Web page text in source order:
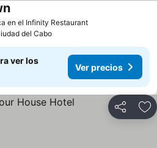
en el Infinity RestaurantVer precios
Ver precios
del Cabo
ver los
Ver precios
Compartir